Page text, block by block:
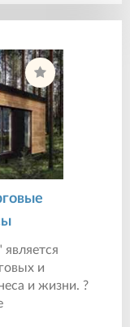
и
и жизни. ?